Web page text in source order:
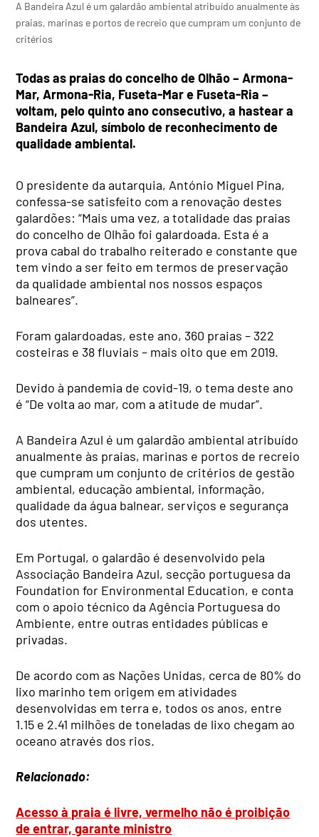
A Bandeira Azul é um galardão ambiental atribuído anualmente às
praias, marinas e portos de recreio que cumpram um conjunto de
critérios
Todas as praias do concelho de Olhão – Armona-
Mar, Armona-Ria, Fuseta-Mar e Fuseta-Ria –
voltam, pelo quinto ano consecutivo, a hastear a
Bandeira Azul, símbolo de reconhecimento de
qualidade ambiental.
O presidente da autarquia, António Miguel Pina,
confessa-se satisfeito com a renovação destes
galardões: “Mais uma vez, a totalidade das praias
do concelho de Olhão foi galardoada. Esta é a
prova cabal do trabalho reiterado e constante que
tem vindo a ser feito em termos de preservação
da qualidade ambiental nos nossos espaços
balneares”.
Foram galardoadas, este ano, 360 praias – 322
costeiras e 38 fluviais – mais oito que em 2019.
Devido à pandemia de covid-19, o tema deste ano
é “De volta ao mar, com a atitude de mudar”.
A Bandeira Azul é um galardão ambiental atribuído
anualmente às praias, marinas e portos de recreio
que cumpram um conjunto de critérios de gestão
ambiental, educação ambiental, informação,
qualidade da água balnear, serviços e segurança
dos utentes.
Em Portugal, o galardão é desenvolvido pela
Associação Bandeira Azul, secção portuguesa da
Foundation for Environmental Education, e conta
com o apoio técnico da Agência Portuguesa do
Ambiente, entre outras entidades públicas e
privadas.
De acordo com as Nações Unidas, cerca de 80% do
lixo marinho tem origem em atividades
desenvolvidas em terra e, todos os anos, entre
1.15 e 2.41 milhões de toneladas de lixo chegam ao
oceano através dos rios.
Relacionado:
Acesso à praia é livre, vermelho não é proibição
de entrar, garante ministro